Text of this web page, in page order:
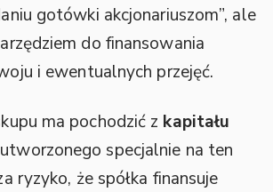
gotówki akcjonariuszom”, ale
do finansowania
i ewentualnych przejęć.
ma pochodzić z kapitału
utworzonego specjalnie na ten
ryzyko, że spółka finansuje